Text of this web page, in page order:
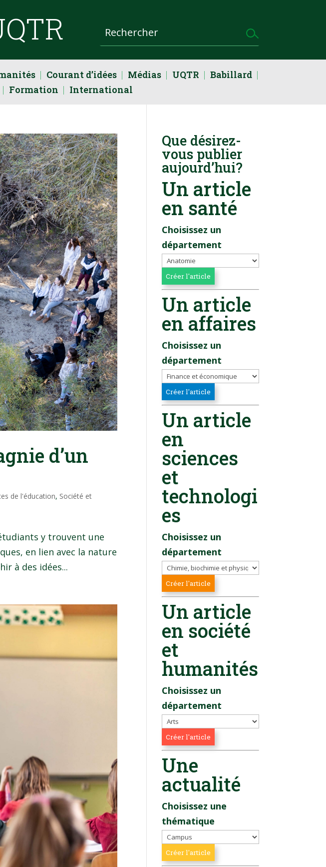
Courant d’idées Médias UQTR
Babillard
Formation International
d’un
de l'éducation, Société et
y trouvent une
en lien avec la nature
à des idées...
Que désirez-
vous publier
aujourd’hui?
Un article
en santé
Choisissez un
département
Un article
en affaires
Choisissez un
département
Un article
en
sciences
et
technologi
es
Choisissez un
département
Un article
en société
et
humanités
Choisissez un
département
Une
actualité
Choisissez une
thématique